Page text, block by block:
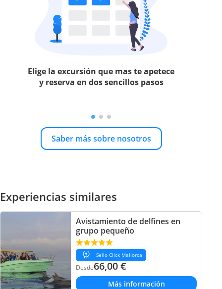
Elige la excursión que mas te apetece
y reserva en dos sencillos pasos
Saber más sobre nosotros
Experiencias similares
Avistamiento de delfines en
grupo pequeño
Sello Click Mallorca
Desde66,00€
Más información